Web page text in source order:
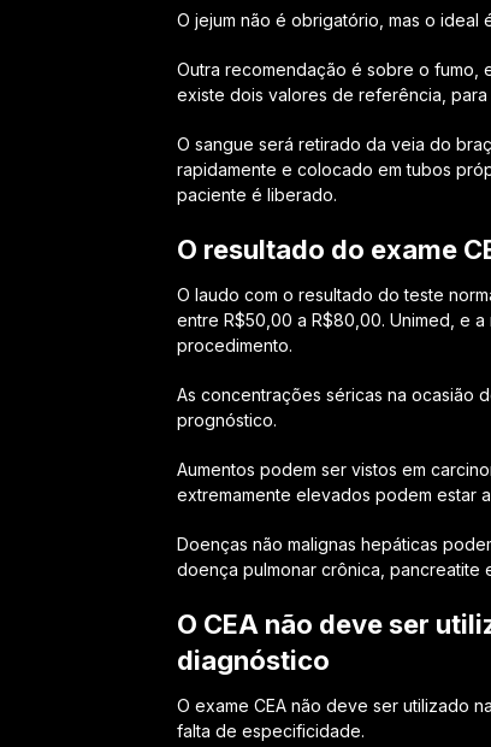
O jejum não é obrigatório, mas o ideal
Outra recomendação é sobre o fumo,
existe dois valores de referência,
O sangue será retirado da veia do
rapidamente e colocado em tubos
paciente é liberado.
O resultado do exame
O laudo com o resultado do teste
entre R$50,00 a R$80,00. Unimed, e
procedimento.
As concentrações séricas na ocasião
prognóstico.
Aumentos podem ser vistos em
extremamente elevados podem estar
Doenças não malignas hepáticas
doença pulmonar crônica, pancreatite
O CEA não deve ser
diagnóstico
O exame CEA não deve ser utilizado
falta de especificidade.